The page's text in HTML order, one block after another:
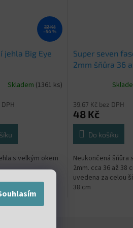
22 Kč
–54 %
jehla Big Eye
Skladem (1361 ks)
s velkým okem
Super seven
2mm šňůra 36
39,67 Kč bez DPH
48 Kč
Do košíku
Neukončená šňůra
2mm. cca 36 až 38
uvedena za celou
38 cm